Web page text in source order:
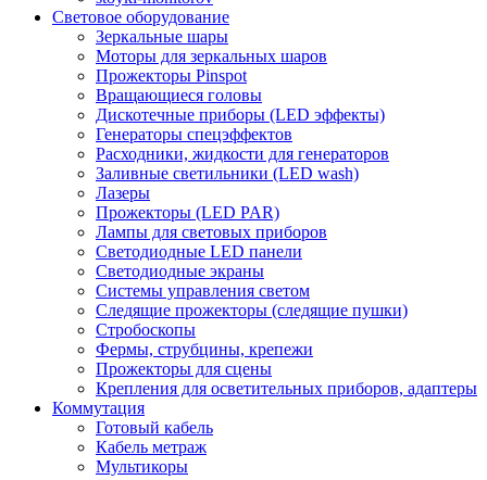
Световое оборудование
Зеркальные шары
Моторы для зеркальных шаров
Прожекторы Pinspot
Вращающиеся головы
Дискотечные приборы (LED эффекты)
Генераторы спецэффектов
Расходники, жидкости для генераторов
Заливные светильники (LED wash)
Лазеры
Прожекторы (LED PAR)
Лампы для световых приборов
Светодиодные LED панели
Светодиодные экраны
Системы управления светом
Следящие прожекторы (следящие пушки)
Стробоскопы
Фермы, струбцины, крепежи
Прожекторы для сцены
Крепления для осветительных приборов, адаптеры
Коммутация
Готовый кабель
Кабель метраж
Мультикоры